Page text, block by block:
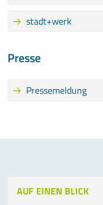
stadt+werk
Presse
Pressemeldung
AUF EINEN BLICK